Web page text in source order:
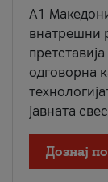
A1
внатрешни
одговорна
јавната
Дознај